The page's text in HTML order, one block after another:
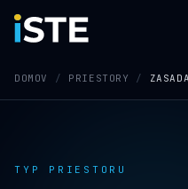
Preskočiť na obsah
DOMOV / PRIESTORY /
TYP PRIESTORU